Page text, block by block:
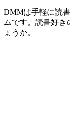
DMMは手軽に読
ムです。読書好
ょうか。